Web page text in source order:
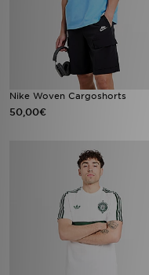
Nike Woven Cargoshorts
50,00€